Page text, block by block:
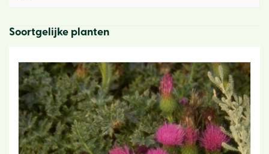
Soortgelijke planten